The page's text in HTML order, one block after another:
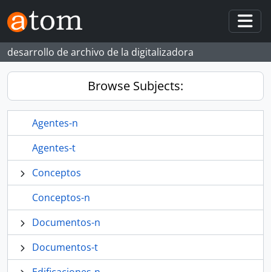
Skip to main content
desarrollo de archivo de la digitalizadora
Browse Subjects:
Agentes-n
Agentes-t
Conceptos
Conceptos-n
Documentos-n
Documentos-t